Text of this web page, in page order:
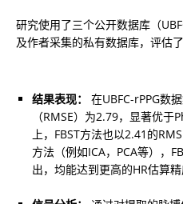
研究使用了三个公开数据库（
及作者采集的私有数据库，评估
结果表现：
在UBFC-rPPG数
（RMSE）为2.79，显著优
上，FBST方法也以2.41的
方法（例如ICA，PCA等），
出，均能达到更高的HR估算精